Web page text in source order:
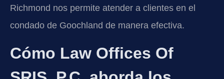
Richmond nos permite atender a clientes en el
condado de Goochland de manera efectiva.
Cómo Law Offices Of